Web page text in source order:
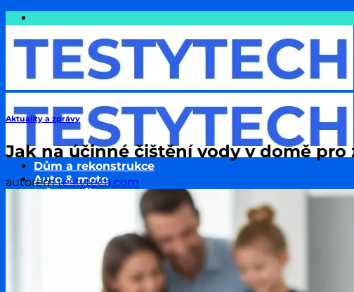
Přeskočit
obsah
Dům a rekonstrukce
Auto & moto
Informatika & Internet
Podnikání & Technologie
Zdraví a wellness
Aktuality a zprávy
Jak na účinné čištění vody v domě pro
autoremtestytech.com